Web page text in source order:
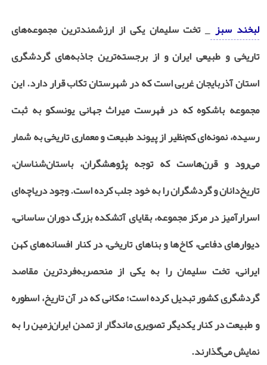
لبخند سبز _ تخت سلیمان یکی از ارزشمندترین مجموعه‌های
تاریخی و طبیعی ایران و از برجسته‌ترین جاذبه‌های گردشگری
استان آذربایجان غربی است که در شهرستان تکاب قرار دارد. این
مجموعه باشکوه که در فهرست میراث جهانی یونسکو به ثبت
رسیده، نمونه‌ای کم‌نظیر از پیوند طبیعت و معماری تاریخی به شمار
می‌رود و قرن‌هاست که توجه پژوهشگران، باستان‌شناسان،
تاریخ‌دانان و گردشگران را به خود جلب کرده است. وجود دریاچه‌ای
اسرارآمیز در مرکز مجموعه، بقایای آتشکده بزرگ دوران ساسانی،
دیوارهای دفاعی، کاخ‌ها و بناهای تاریخی، در کنار افسانه‌های کهن
ایرانی، تخت سلیمان را به یکی از منحصربه‌فردترین مقاصد
گردشگری کشور تبدیل کرده است؛ مکانی که در آن تاریخ، اسطوره
و طبیعت در کنار یکدیگر تصویری ماندگار از تمدن ایران‌زمین را به
نمایش می‌گذارند.